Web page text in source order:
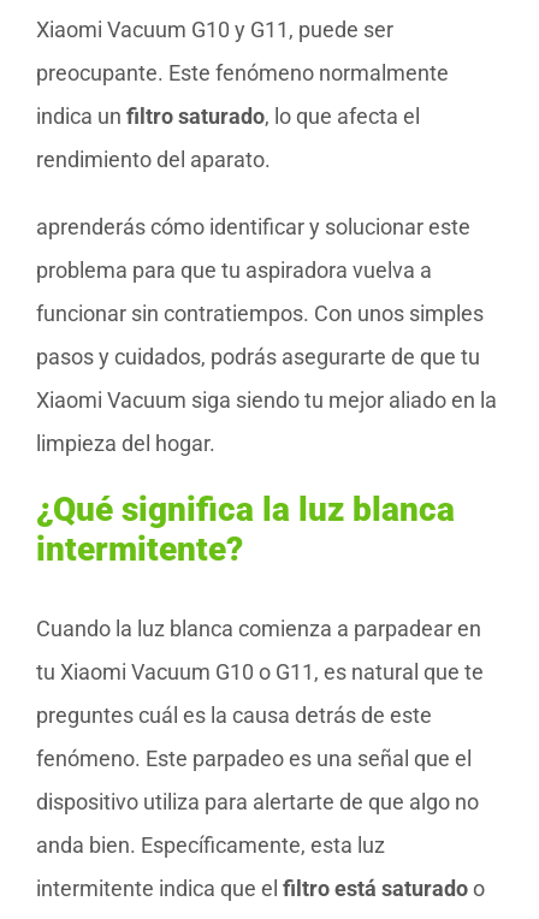
Xiaomi Vacuum G10 y G11, puede ser
preocupante. Este fenómeno normalmente
indica un filtro saturado, lo que afecta el
rendimiento del aparato.
aprenderás cómo identificar y solucionar este
problema para que tu aspiradora vuelva a
funcionar sin contratiempos. Con unos simples
pasos y cuidados, podrás asegurarte de que tu
Xiaomi Vacuum siga siendo tu mejor aliado en la
limpieza del hogar.
¿Qué significa la luz blanca
intermitente?
Cuando la luz blanca comienza a parpadear en
tu Xiaomi Vacuum G10 o G11, es natural que te
preguntes cuál es la causa detrás de este
fenómeno. Este parpadeo es una señal que el
dispositivo utiliza para alertarte de que algo no
anda bien. Específicamente, esta luz
intermitente indica que el filtro está saturadoo